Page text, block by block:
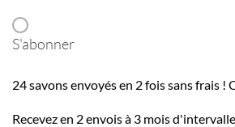
S'abonner
24 savons envoyés en 2 fois sans frais !
Recevez en 2 envois à 3 mois